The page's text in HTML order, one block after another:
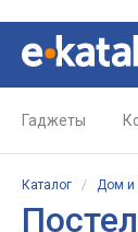
Гаджеты
Каталог / Дом и